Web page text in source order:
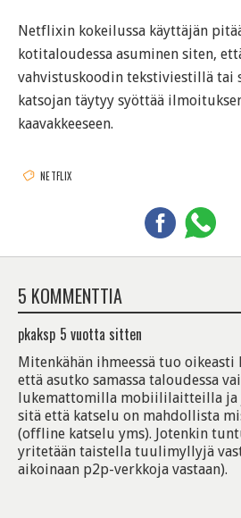
Netflixin kokeilussa käyttäjän
kotitaloudessa asuminen siten,
vahvistuskoodin tekstiviestillä tai
katsojan täytyy syöttää
kaavakkeeseen.
NETFLIX
5 KOMMENTTIA
pkaksp 5 vuotta sitten
Mitenkähän ihmeessä tuo oikeasti
että asutko samassa taloudessa
lukemattomilla mobiililaitteilla ja
sitä että katselu on mahdollista
(offline katselu yms). Jotenkin
yritetään taistella tuulimyllyjä
aikoinaan p2p-verkkoja vastaan).